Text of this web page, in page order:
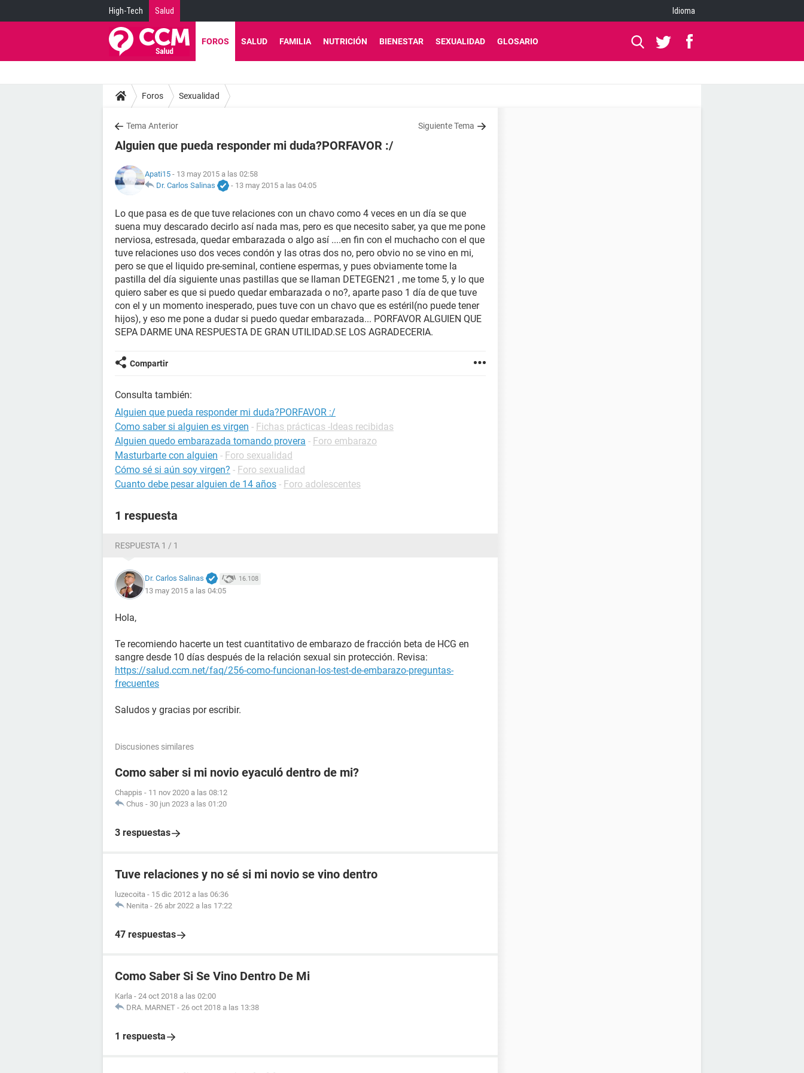
High-Tech Salud Idioma
FOROS SALUD FAMILIA NUTRICIÓN BIENESTAR SEXUALIDAD GLOSARIO
Foros Sexualidad
Tema Anterior Siguiente Tema
Alguien que pueda responder mi duda?PORFAVOR :/
Apati15 - 13 may 2015 a las 02:58
Dr. Carlos Salinas
- 13 may 2015 a las 04:05
Lo que pasa es de que tuve relaciones con un chavo como 4 veces en un día se que
suena muy descarado decirlo así nada mas, pero es que necesito saber, ya que me pone
nerviosa, estresada, quedar embarazada o algo así ....en fin con el muchacho con el que
tuve relaciones uso dos veces condón y las otras dos no, pero obvio no se vino en mi,
pero se que el liquido pre-seminal, contiene espermas, y pues obviamente tome la
pastilla del día siguiente unas pastillas que se llaman DETEGEN21 , me tome 5, y lo que
quiero saber es que si puedo quedar embarazada o no?, aparte paso 1 día de que tuve
con el y un momento inesperado, pues tuve con un chavo que es estéril(no puede tener
hijos), y eso me pone a dudar si puedo quedar embarazada... PORFAVOR ALGUIEN QUE
SEPA DARME UNA RESPUESTA DE GRAN UTILIDAD.SE LOS AGRADECERIA.
Compartir
Consulta también:
Alguien que pueda responder mi duda?PORFAVOR :/
Como saber si alguien es virgen - Fichas prácticas -Ideas recibidas
Alguien quedo embarazada tomando provera - Foro embarazo
Masturbarte con alguien - Foro sexualidad
Cómo sé si aún soy virgen? - Foro sexualidad
Cuanto debe pesar alguien de 14 años - Foro adolescentes
1 respuesta
RESPUESTA 1 / 1
Dr. Carlos Salinas 16.108
13 may 2015 a las 04:05
Hola,
Te recomiendo hacerte un test cuantitativo de embarazo de fracción beta de HCG en
sangre desde 10 días después de la relación sexual sin protección. Revisa:
https://salud.ccm.net/faq/256-como-funcionan-los-test-de-embarazo-preguntas-
frecuentes
Saludos y gracias por escribir.
Discusiones similares
Como saber si mi novio eyaculó dentro de mi?
Chappis - 11 nov 2020 a las 08:12
Chus - 30 jun 2023 a las 01:20
3 respuestas
Tuve relaciones y no sé si mi novio se vino dentro
luzecoita - 15 dic 2012 a las 06:36
Nenita - 26 abr 2022 a las 17:22
47 respuestas
Como Saber Si Se Vino Dentro De Mi
Karla - 24 oct 2018 a las 02:00
DRA. MARNET - 26 oct 2018 a las 13:38
1 respuesta